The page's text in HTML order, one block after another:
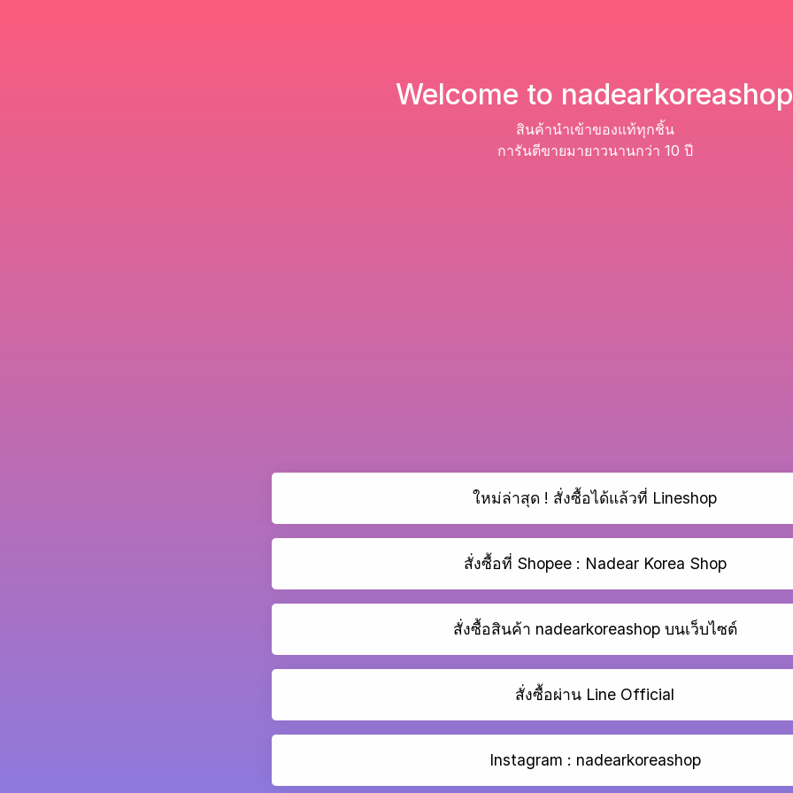
Welcome to nadearkoreashop
สินค้านำเข้าของแท้ทุกชิ้น
การันตีขายมายาวนานกว่า 10 ปี
ใหม่ล่าสุด ! สั่งซื้อได้แล้วที่ Lineshop
สั่งซื้อที่ Shopee : Nadear Korea Shop
สั่งซื้อสินค้า nadearkoreashop บนเว็บไซต์
สั่งซื้อผ่าน Line Official
Instagram : nadearkoreashop